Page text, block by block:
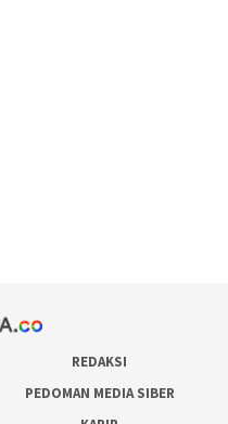
REDAKSI
PEDOMAN MEDIA SIBER